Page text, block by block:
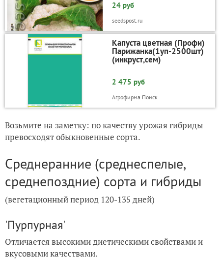
24 руб
seedspost.ru
Капуста цветная (Профи)
Парижанка(1уп-2500шт)
(инкруст,сем)
2 475 руб
Агрофирма Поиск
Возьмите на заметку: по качеству урожая гибриды
превосходят обыкновенные сорта.
Среднеранние (среднеспелые,
среднепоздние) сорта и гибриды
(вегетационный период 120-135 дней)
'Пурпурная'
Отличается высокими диетическими свойствами и
вкусовыми качествами.